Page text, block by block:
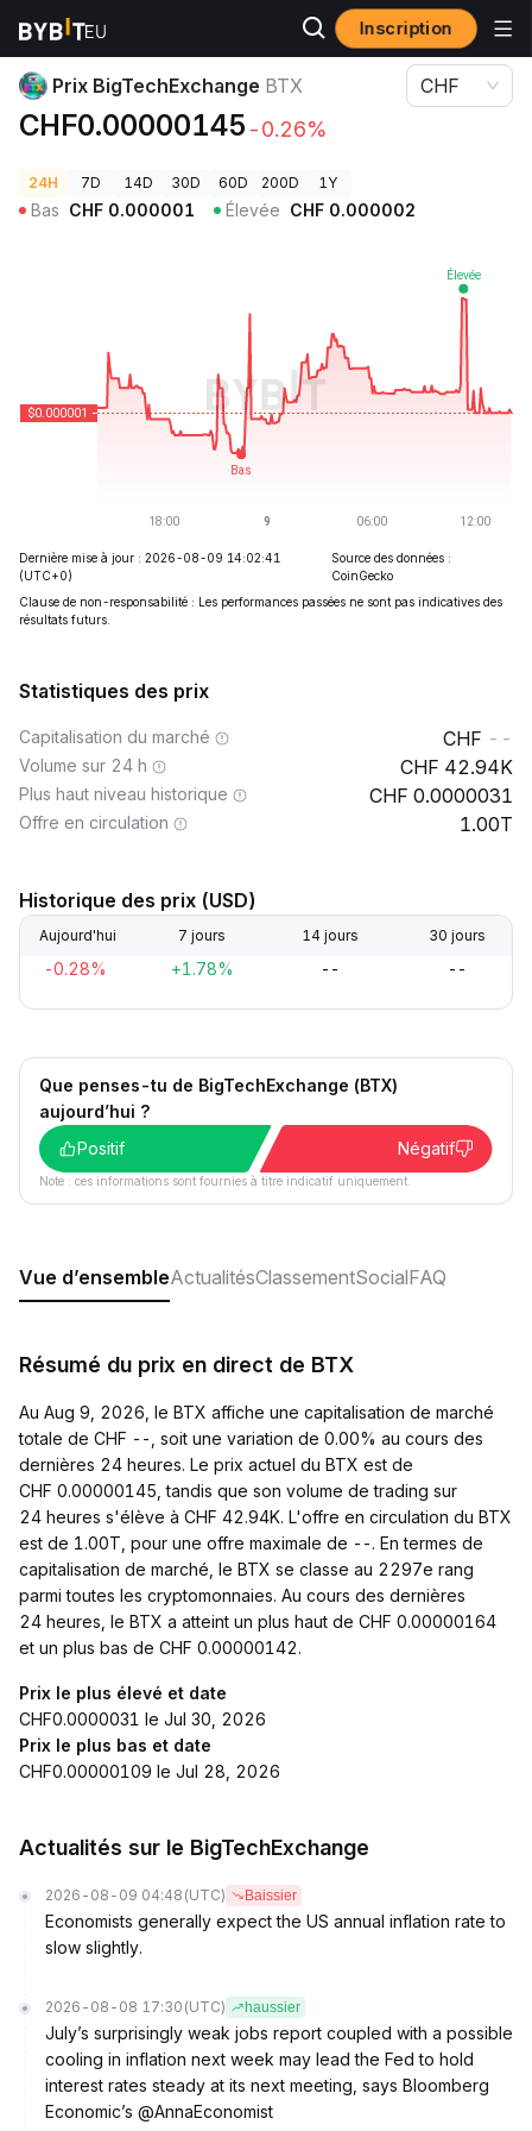
Inscription
Prix des cryptos Prix BigTechExchange BTX
Prix BigTechExchange BTX
CHF0.00000145 -0.26%
CHF
24H 7D 14D 30D 60D 200D 1Y
Bas CHF 0.000001 Élevée CHF 0.000002
Dernière mise à jour : 2026-08-09 14:02:41
(UTC+0)
Source des données :
CoinGecko
Clause de non-responsabilité : Les performances passées ne sont pas indicatives des
résultats futurs.
Statistiques des prix
Capitalisation du marché --
Volume sur 24 h 42.94K
Plus haut niveau historique 0.0000031
Offre en circulation 1.00T
Historique des prix (USD)
Aujourd'hui 7 jours 14 jours 30 jours
-0.28% +1.78% -- --
Que penses-tu de BigTechExchange (BTX)
aujourd’hui ?
Positif
Négatif
Note : ces informations sont fournies à titre indicatif uniquement.
Vue d’ensembleActualitésClassementSocialFAQ
Résumé du prix en direct de BTX
Au Aug 9, 2026, le BTX affiche une capitalisation de marché
totale de CHF --, soit une variation de 0.00% au cours des
dernières 24 heures. Le prix actuel du BTX est de
CHF 0.00000145, tandis que son volume de trading sur
24 heures s'élève à CHF 42.94K. L'offre en circulation du BTX
est de 1.00T, pour une offre maximale de --. En termes de
capitalisation de marché, le BTX se classe au 2297e rang
parmi toutes les cryptomonnaies. Au cours des dernières
24 heures, le BTX a atteint un plus haut de CHF 0.00000164
et un plus bas de CHF 0.00000142.
Prix le plus élevé et date
CHF0.0000031 le Jul 30, 2026
Prix le plus bas et date
CHF0.00000109 le Jul 28, 2026
Actualités sur le BigTechExchange
2026-08-09 04:48 (UTC) Baissier
Economists generally expect the US annual inflation rate to
slow slightly.
2026-08-08 17:30 (UTC) haussier
July’s surprisingly weak jobs report coupled with a possible
cooling in inflation next week may lead the Fed to hold
interest rates steady at its next meeting, says Bloomberg
Economic’s @AnnaEconomist